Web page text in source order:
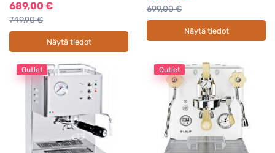
689,00 €
749,90 €
Näytä tiedot
699,00 €
Näytä tiedot
Outlet Outlet